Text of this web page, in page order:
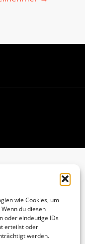
wie Cookies, um
du diesen
oder eindeutige IDs
erteilst oder
werden.